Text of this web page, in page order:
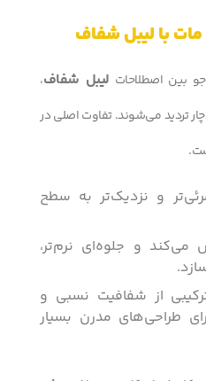
با لیبل شفاف
بین اصطلاحات لیبل شفاف،
تردید می‌شوند. تفاوت اصلی در
و نزدیک‌تر به سطح
می‌کند و جلوه‌ای نرم‌تر،
از شفافیت نسبی و
طراحی‌های مدرن بسیار